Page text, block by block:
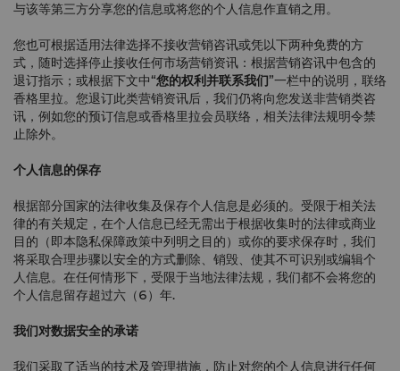
与该等第三方分享您的信息或将您的个人信息作直销之用。
您也可根据适用法律选择不接收营销咨讯或凭以下两种免费的方
式，随时选择停止接收任何市场营销资讯：根据营销咨讯中包含的
退订指示；或根据下文中“您的权利并联系我们”一栏中的说明，联络
香格里拉。您退订此类营销资讯后，我们仍将向您发送非营销类咨
讯，例如您的预订信息或香格里拉会员联络，相关法律法规明令禁
止除外。
个人信息的保存
根据部分国家的法律收集及保存个人信息是必须的。受限于相关法
律的有关规定，在个人信息已经无需出于根据收集时的法律或商业
目的（即本隐私保障政策中列明之目的）或你的要求保存时，我们
将采取合理步骤以安全的方式删除、销毁、使其不可识别或编辑个
人信息。在任何情形下，受限于当地法律法规，我们都不会将您的
个人信息留存超过六（6）年.
我们对数据安全的承诺
我们采取了适当的技术及管理措施，防止对您的个人信息进行任何